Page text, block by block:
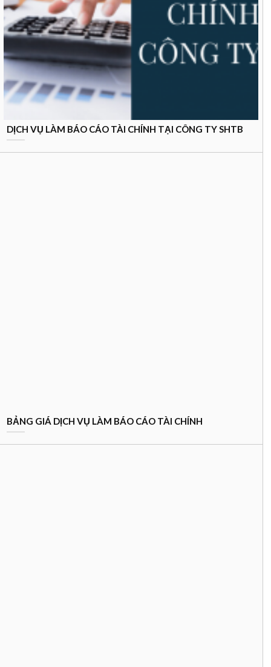
DỊCH VỤ LÀM BÁO CÁO TÀI CHÍNH TẠI CÔNG TY SHTB
BẢNG GIÁ DỊCH VỤ LÀM BÁO CÁO TÀI CHÍNH